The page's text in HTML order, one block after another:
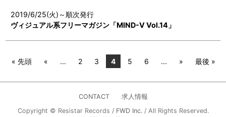
2019/6/25(火)～順次発行
ヴィジュアル系フリーマガジン「MIND-V Vol.14」
« 先頭 « ... 2 3 4 5 6 ... » 最後 »
CONTACT
求人情報
Copyright © Resistar Records / FWD Inc./ All Rights Reserved.